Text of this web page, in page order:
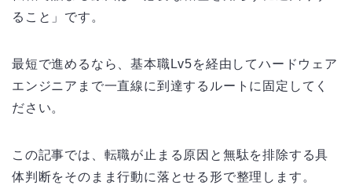
ること」です。
最短で進めるなら、基本職Lv5を経由してハードウェア
エンジニアまで一直線に到達するルートに固定してく
ださい。
この記事では、転職が止まる原因と無駄を排除する具
体判断をそのまま行動に落とせる形で整理します。